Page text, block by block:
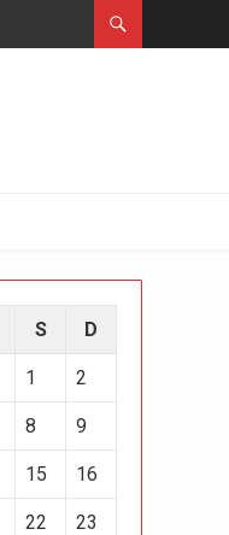
S D
1 2
8 9
15 16
22 23